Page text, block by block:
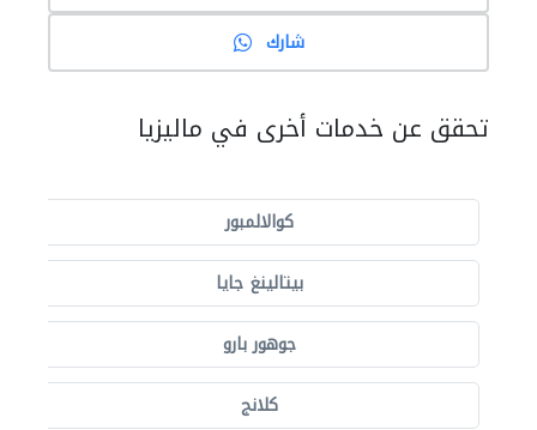
شارك
تحقق عن خدمات أخرى في ماليزيا
كوالالمبور
بيتالينغ جايا
جوهور بارو
كلانج